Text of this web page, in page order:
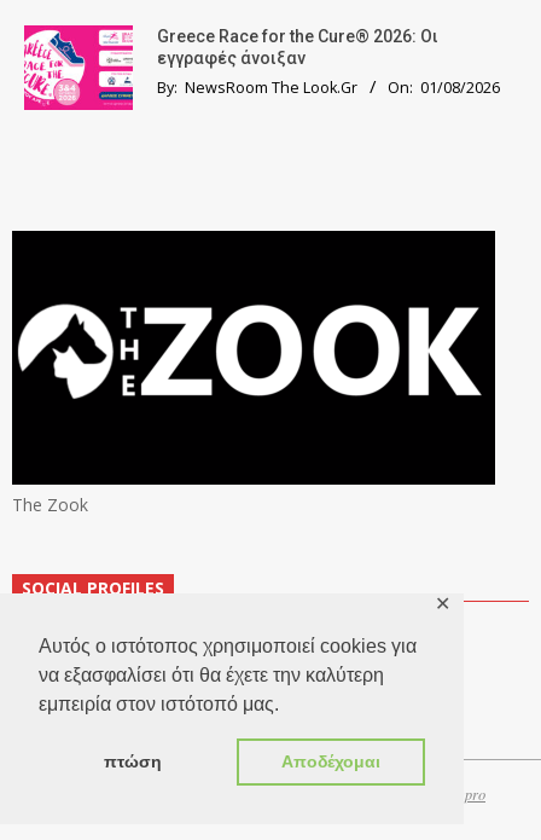
Αυτός ο ιστότοπος χρησιμοποιεί cookies για
να εξασφαλίσει ότι θα έχετε την καλύτερη
εμπειρία στον ιστότοπό μας.
πτώση Αποδέχομαι
✕
Greece Race for the Cure® 2026: Οι
εγγραφές άνοιξαν
By: NewsRoom The Look.Gr On: 01/08/2026
The Zook
SOCIAL PROFILES
Websitepro